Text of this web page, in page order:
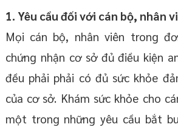
1. Yêu cầu đối với cán bộ, nhân
Mọi cán bộ, nhân viên trong
chứng nhận cơ sở đủ điều kiện
đều phải phải có đủ sức khỏe
của cơ sở. Khám sức khỏe cho
một trong những yêu cầu bắt